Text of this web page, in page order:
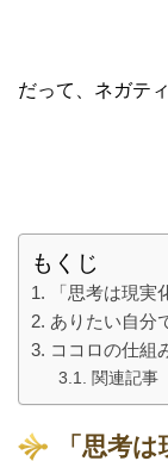
だって、ネガテ
もくじ
「思考は現
ありたい自分
ココロの仕組
関連記事
「思考